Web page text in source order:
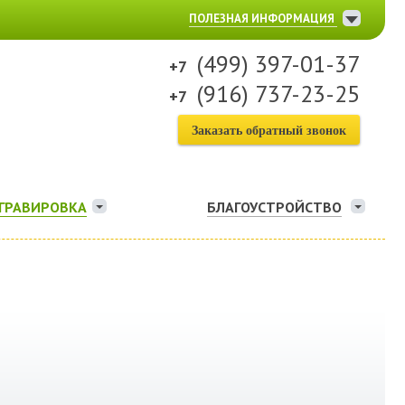
ПОЛЕЗНАЯ ИНФОРМАЦИЯ
(499) 397-01-37
(916) 737-23-25
Заказать обратный звонок
БЛАГОУСТРОЙСТВО